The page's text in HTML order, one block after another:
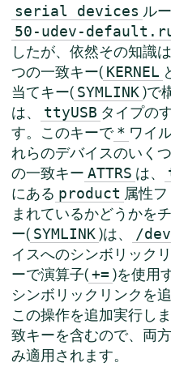
serial devices ル
50-udev-
したが、依然その知識
つの一致キー( KERNEL
当てキー( SYMLINK )で
は、
ttyUSB タイプの
す。このキーで * ワイ
れらのデバイスのいく
の一致キー ATTRS は、
にある product 属性
まれているかどうかを
ー( SYMLINK )は、 /
イスへのシンボリック
ーで演算子( += )を使用
シンボリックリンクを
この操作を追加実行し
致キーを含むので、両
み適用されます。